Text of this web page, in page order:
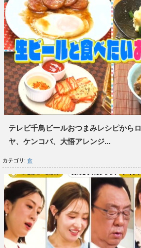
テレビ千鳥ビールおつまみレシピから
ヤ、ケンコバ、大悟アレンジ...
カテゴリ: 食